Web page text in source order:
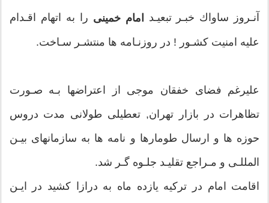
آنـروز ساواك خبـر تبعيـد
امام خمينى را به اتهام اقـدام
عليه امنيت كشـور ! در روزنـامه ها منتشـر سـاخت.
عليرغم فضاى خفقان موجى از اعتراضها بـه صـورت
تظاهرات در بازار تهران, تعطيلى طولانى مدت دروس
حوزه ها و ارسال طومارها و نامه ها به سازمانهاى بيـن
المللـى و مـراجع تقليـد جلـوه گـر شد.
اقامت امام در تركيه يازده ماه به درازا كشيد در ايـن